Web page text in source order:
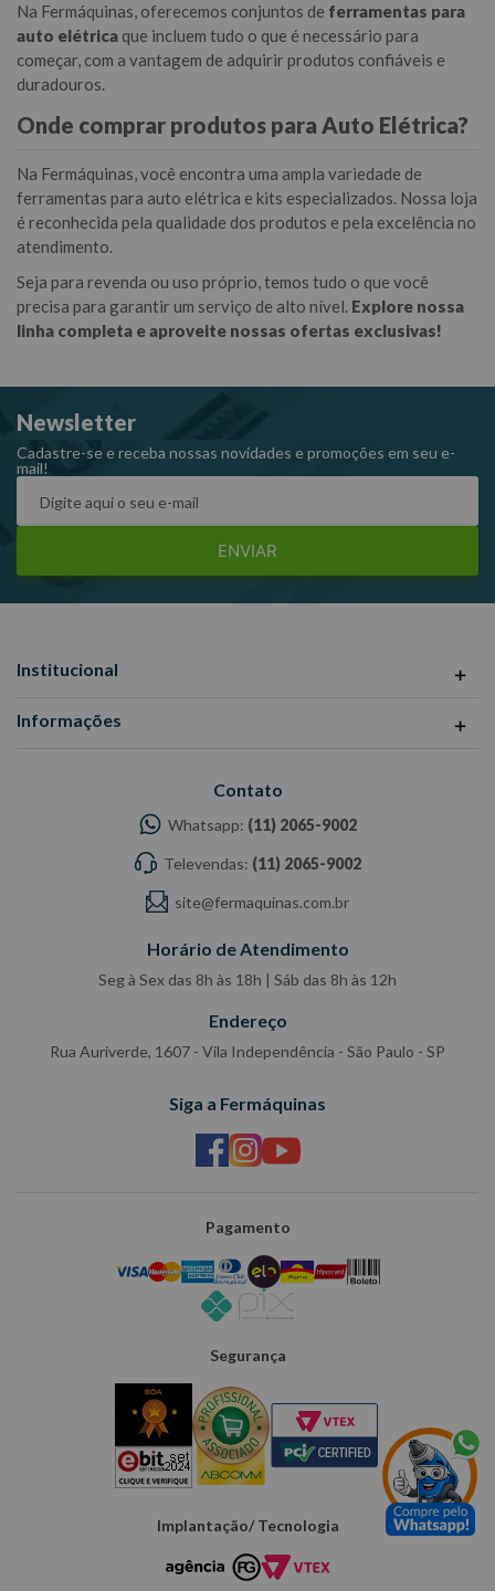
Na Fermáquinas, oferecemos conjuntos de ferramentas para
auto elétrica que incluem tudo o que é necessário para
começar, com a vantagem de adquirir produtos confiáveis e
duradouros.
Onde comprar produtos para Auto Elétrica?
Na Fermáquinas, você encontra uma ampla variedade de
ferramentas para auto elétrica e kits especializados. Nossa loja
é reconhecida pela qualidade dos produtos e pela excelência no
atendimento.
Seja para revenda ou uso próprio, temos tudo o que você
precisa para garantir um serviço de alto nível. Explore nossa
linha completa e aproveite nossas ofertas exclusivas!
Newsletter
Cadastre-se e receba nossas novidades e promoções em seu e-
mail!
ENVIAR
Institucional
Informações
Contato
Whatsapp: (11) 2065-9002
Televendas: (11) 2065-9002
site@fermaquinas.com.br
Horário de Atendimento
Seg à Sex das 8h às 18h | Sáb das 8h às 12h
Endereço
Rua Auriverde, 1607 - Vila Independência - São Paulo - SP
Siga a Fermáquinas
Pagamento
Segurança
Implantação/ Tecnologia